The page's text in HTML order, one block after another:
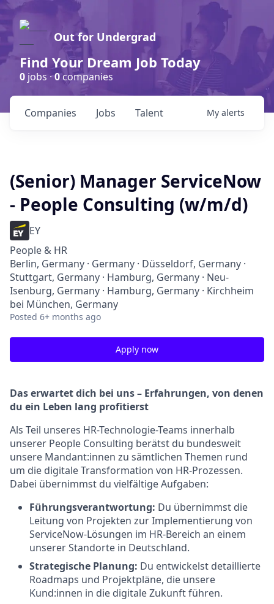
Out for Undergrad
Find Your Dream Job Today
0 jobs ·0companies
Jobs
Companies Talent My alerts
(Senior) Manager ServiceNow
- People Consulting (w/m/d)
EY
People & HR
Berlin, Germany · Germany · Düsseldorf, Germany ·
Stuttgart, Germany · Hamburg, Germany · Neu-
Isenburg, Germany · Hamburg, Germany · Kirchheim
bei München, Germany
Posted 6+ months ago
Apply now
Das erwartet dich bei uns – Erfahrungen, von denen
du ein Leben lang profitierst
Als Teil unseres HR-Technologie-Teams innerhalb
unserer People Consulting berätst du bundesweit
unsere Mandant:innen zu sämtlichen Themen rund
um die digitale Transformation von HR-Prozessen.
Dabei übernimmst du vielfältige Aufgaben:
Führungsverantwortung: Du übernimmst die
Leitung von Projekten zur Implementierung von
ServiceNow-Lösungen im HR-Bereich an einem
unserer Standorte in Deutschland.
Strategische Planung: Du entwickelst detaillierte
Roadmaps und Projektpläne, die unsere
Kund:innen in die digitale Zukunft führen.